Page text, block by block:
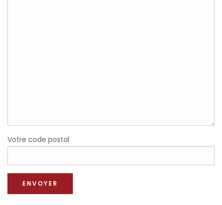
Votre code postal